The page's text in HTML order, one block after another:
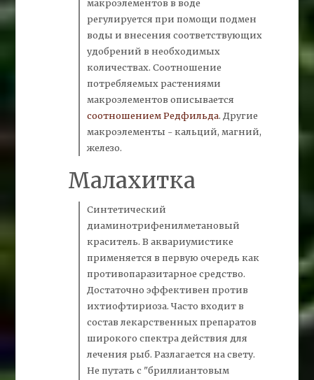
макроэлементов в воде
регулируется при помощи подмен
воды и внесения соответствующих
удобрений в необходимых
количествах. Соотношение
потребляемых растениями
макроэлементов описывается
соотношениемРедфильда. Другие
макроэлементы - кальций, магний,
железо.
Малахитка
Синтетический
диаминотрифенилметановый
краситель. В аквариумистике
применяется в первую очередь как
противопаразитарное средство.
Достаточно эффективен против
ихтиофтириоза. Часто входит в
состав лекарственных препаратов
широкого спектра действия для
лечения рыб. Разлагается на свету.
Не путать с "бриллиантовым